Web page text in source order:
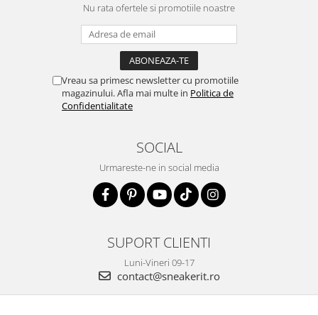
Nu rata ofertele si promotiile noastre
Vreau sa primesc newsletter cu promotiile
magazinului. Afla mai multe in Politica de
Confidentialitate
SOCIAL
Urmareste-ne in social media
SUPORT CLIENTI
Luni-Vineri 09-17
contact@sneakerit.ro